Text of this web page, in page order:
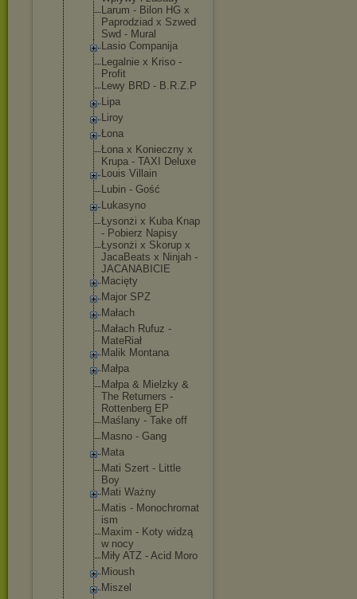
Larum - Bilon HG x
Paprodziad x Szwed
Swd - Mural
Lasio Companija
Legalnie x Kriso -
Profit
Lewy BRD - B.R.Z.P
Lipa
Liroy
Łona
Łona x Konieczny x
Krupa - TAXI Deluxe
Louis Villain
Lubin - Gość
Lukasyno
Łysonżi x Kuba Knap
- Pobierz Napisy
Łysonżi x Skorup x
JacaBeats x Ninjah -
JACANABICIE
Macięty
Major SPZ
Małach
Małach Rufuz -
MateRiał
Malik Montana
Małpa
Małpa & Mielzky &
The Returners -
Rottenberg EP
Maślany - Take off
Masno - Gang
Mata
Mati Szert - Little
Boy
Mati Ważny
Matis - Monochromat
ism
Maxim - Koty widzą
w nocy
Miły ATZ - Acid Moro
Mioush
Miszel